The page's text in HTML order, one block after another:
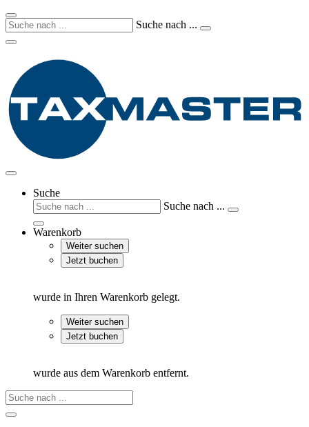
Suche nach ...
Suche
Suche nach ...
Warenkorb
Weiter suchen
Jetzt buchen
wurde in Ihren Warenkorb gelegt.
Weiter suchen
Jetzt buchen
wurde aus dem Warenkorb entfernt.